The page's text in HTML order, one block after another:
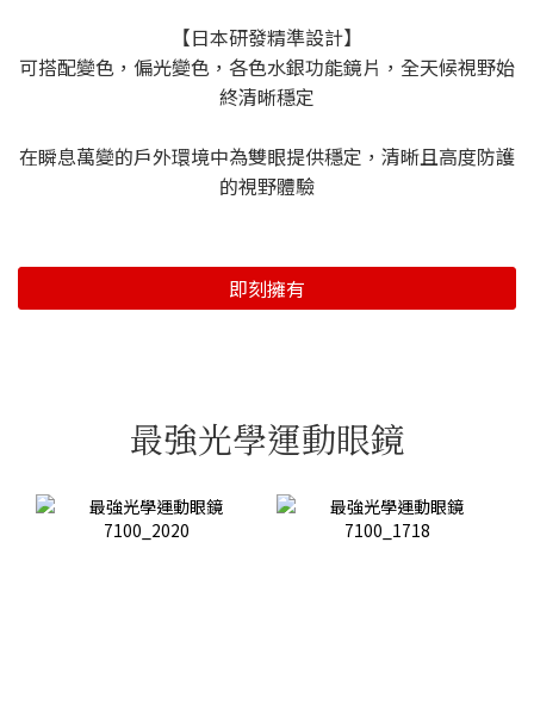
【日本研發精準設計】
可搭配變色，偏光變色，各色水銀功能鏡片，全天候視野始
終清晰穩定
在瞬息萬變的戶外環境中為雙眼提供穩定，清晰且高度防護
的視野體驗
即刻擁有
最強光學運動眼鏡